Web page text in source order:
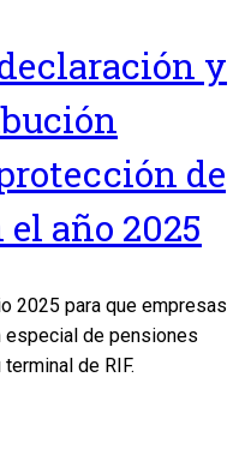
y
de
año 2025
2025 para que empresas
especial de pensiones
de RIF.